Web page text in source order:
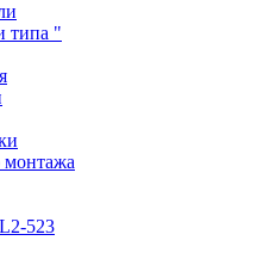
типа "
монтажа
523